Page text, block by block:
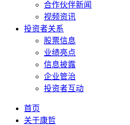
合作伙伴新闻
视频资讯
投资者关系
股票信息
业绩亮点
信息披露
企业管治
投资者互动
首页
关于康哲